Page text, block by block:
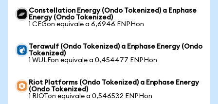
Constellation Energy (Ondo Tokenized) a Enphase
Energy (Ondo Tokenized)
1 CEGon equivale a 6,6946 ENPHon
Terawulf (Ondo Tokenized) a Enphase Energy (Ondo
Tokenized)
1 WULFon equivale a 0,454477 ENPHon
Riot Platforms (Ondo Tokenized) a Enphase Energy
(Ondo Tokenized)
1 RIOTon equivale a 0,546532 ENPHon